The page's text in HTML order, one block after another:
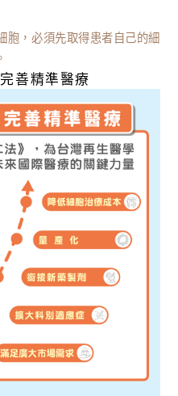
胞，必須先取得患者自己的細
善精準醫療